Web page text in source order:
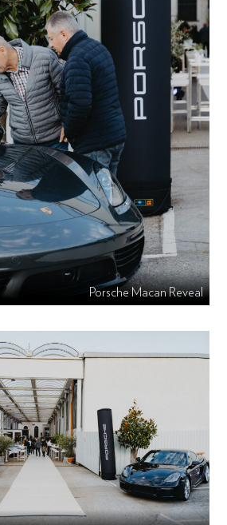
Porsche Macan Reveal